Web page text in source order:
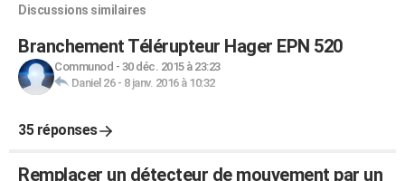
Discussions similaires
Branchement Télérupteur Hager EPN 520
Communod - 30 déc. 2015 à 23:23
Daniel 26- 8 janv. 2016 à 10:32
35 réponses
Remplacer un détecteur de mouvement par un